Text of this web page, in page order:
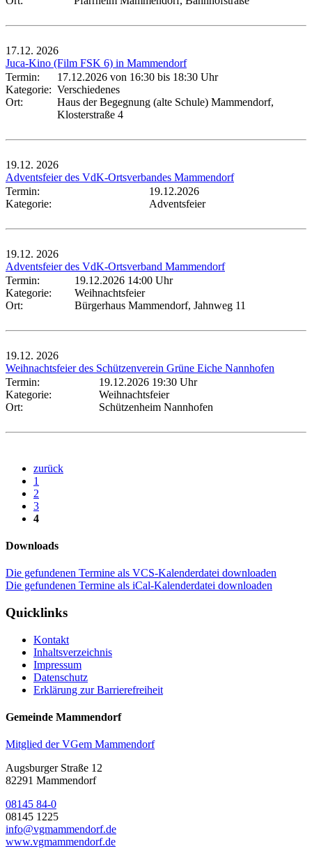
17.12. 2026
Juca-Kino (Film FSK 6) in Mammendorf
Termin:
17.12.2026 von 16:30 bis 18:30 Uhr
Kategorie: Verschiedenes
Ort:
Haus der Begegnung (alte Schule) Mammendorf,
Klosterstraße 4
19.12. 2026
Adventsfeier des VdK-Ortsverbandes Mammendorf
Termin:
19.12.2026
Kategorie:
Adventsfeier
19.12. 2026
Adventsfeier des VdK-Ortsverband Mammendorf
Termin:
19.12.2026 14:00 Uhr
Kategorie:
Weihnachtsfeier
Ort:
Bürgerhaus Mammendorf, Jahnweg 11
19.12. 2026
Weihnachtsfeier des Schützenverein Grüne Eiche Nannhofen
Termin:
19.12.2026 19:30 Uhr
Kategorie:
Weihnachtsfeier
Ort:
Schützenheim Nannhofen
zurück
1
2
3
4
Downloads
Die gefundenen Termine als VCS-Kalenderdatei downloaden
Die gefundenen Termine als iCal-Kalenderdatei downloaden
Quicklinks
Kontakt
Inhaltsverzeichnis
Impressum
Datenschutz
Erklärung zur Barrierefreiheit
Gemeinde Mammendorf
Mitglied der VGem Mammendorf
Augsburger Straße 12
82291 Mammendorf
08145 84-0
08145 1225
info@vgmammendorf.de
www.vgmammendorf.de